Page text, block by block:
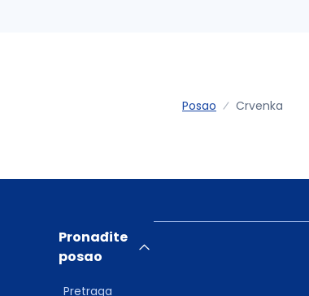
Posao Crvenka
Pronađite
posao
Pretraga